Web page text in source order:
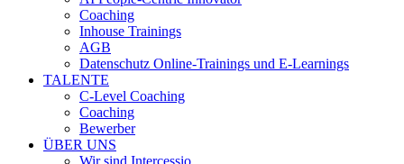
Coaching
Inhouse Trainings
AGB
Datenschutz Online-Trainings und E-Learnings
TALENTE
C-Level Coaching
Coaching
Bewerber
ÜBER UNS
Wir sind Intercessio